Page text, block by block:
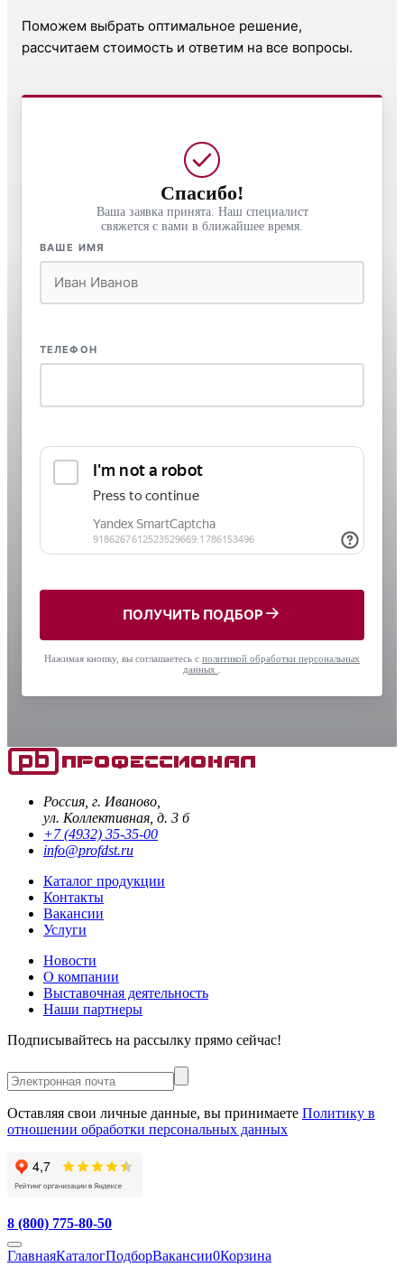
Поможем выбрать оптимальное решение,
рассчитаем стоимость и ответим на все вопросы.
Спасибо!
Ваша заявка принята. Наш специалист
свяжется с вами в ближайшее время.
ВАШЕ ИМЯ
ТЕЛЕФОН
ПОЛУЧИТЬ ПОДБОР
Нажимая кнопку, вы соглашаетесь с политикой обработки персональных
данных
Россия, г. Иваново,
ул. Коллективная, д. 3 б
+7 (4932) 35-35-00
info@profdst.ru
Каталог продукции
Контакты
Вакансии
Услуги
Новости
О компании
Выставочная деятельность
Наши партнеры
Подписывайтесь на рассылку прямо сейчас!
Оставляя свои личные данные, вы принимаете Политику в
отношении обработки персональных данных
8 (800) 775-80-50
ГлавнаяКаталогПодборВакансии0Корзина